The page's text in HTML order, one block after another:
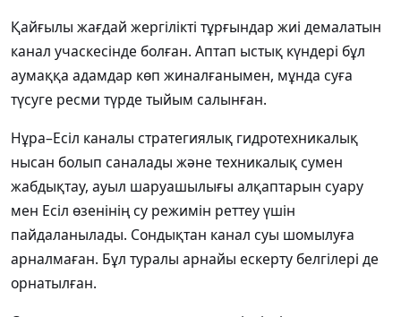
Қайғылы жағдай жергілікті тұрғындар жиі демалатын
канал учаскесінде болған. Аптап ыстық күндері бұл
аумаққа адамдар көп жиналғанымен, мұнда суға
түсуге ресми түрде тыйым салынған.
Нұра–Есіл каналы стратегиялық гидротехникалық
нысан болып саналады және техникалық сумен
жабдықтау, ауыл шаруашылығы алқаптарын суару
мен Есіл өзенінің су режимін реттеу үшін
пайдаланылады. Сондықтан канал суы шомылуға
арналмаған. Бұл туралы арнайы ескерту белгілері де
орнатылған.